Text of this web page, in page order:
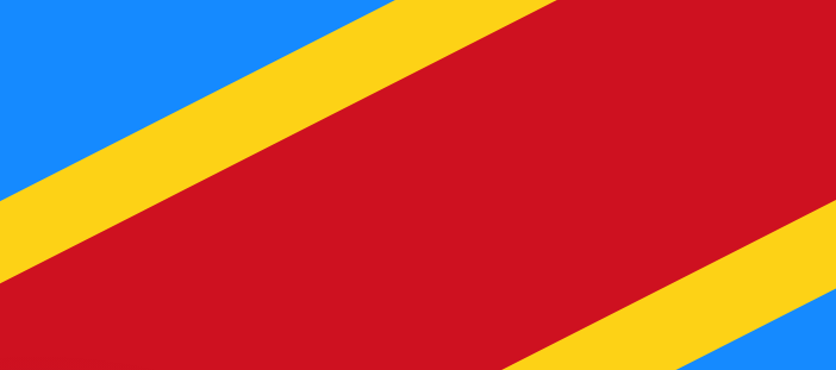
para fines informativos. No recibirá este tipo de cambio al enviar dinero.
Inicie sesión